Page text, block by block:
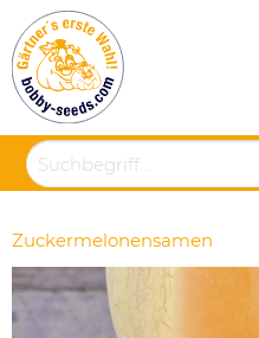
Zuckermelonensamen